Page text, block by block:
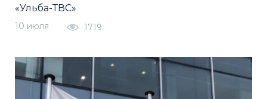
«Ульба-ТВС»
10 июля 1719